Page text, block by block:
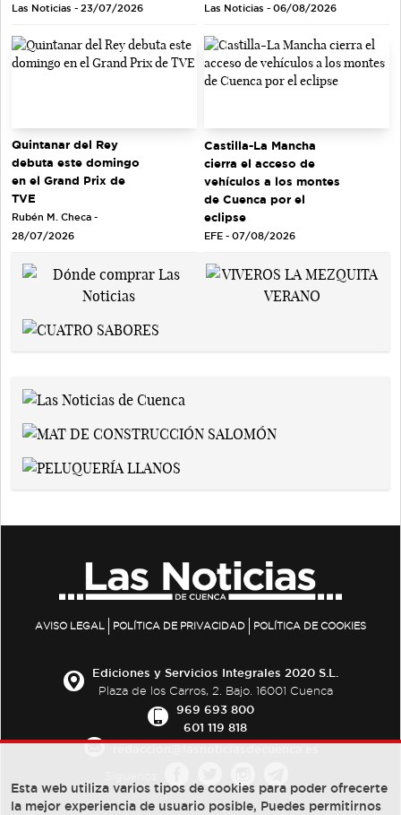
Las Noticias - 23/07/2026 Las Noticias - 06/08/2026
Quintanar del Rey
debuta este domingo
en el Grand Prix de
TVE
Rubén M. Checa -
28/07/2026
Castilla-La Mancha
cierra el acceso de
vehículos a los montes
de Cuenca por el
eclipse
EFE - 07/08/2026
AVISO LEGAL POLÍTICA DE PRIVACIDAD POLÍTICA DE COOKIES
Ediciones y Servicios Integrales 2020 S.L.
Plaza de los Carros, 2. Bajo. 16001 Cuenca
969 693 800
601 119 818
Esta web utiliza varios tipos de cookies para poder ofrecerte
la mejor experiencia de usuario posible, Puedes permitirnos